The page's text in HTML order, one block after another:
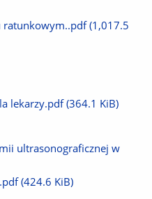
ratunkowym..pdf (1,017.5
lekarzy.pdf (364.1 KiB)
ultrasonograficznej w
(424.6 KiB)